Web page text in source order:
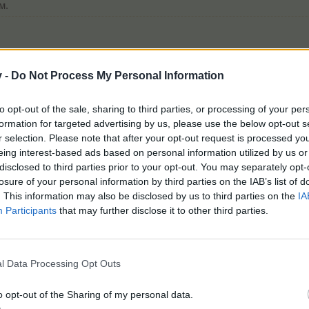
- Do Not Process My Personal Information
opt-out of the sale, sharing to third parties, or processing of your
for targeted advertising by us, please use the below opt-out
selection. Please note that after your opt-out request is processed
interest-based ads based on personal information utilized by us
to third parties prior to your opt-out. You may separately
of your personal information by third parties on the IAB’s list of
This information may also be disclosed by us to third parties on the
Participants that may further disclose it to other third parties.
Data Processing Opt Outs
opt-out of the Sharing of my personal data.
това.
от обори, като от всеки обор се получаваше по
поне от БП какъв процент фъркати да чакаме от обори със
харесват това.